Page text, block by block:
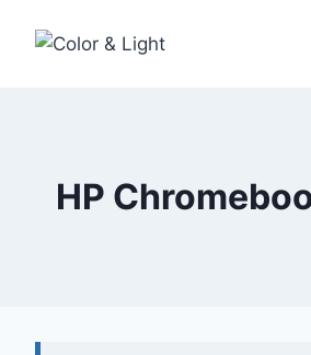
Inhalt
HP